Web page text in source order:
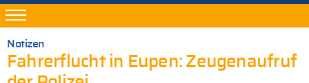
Notizen
Fahrerflucht in Eupen: Zeugenaufruf